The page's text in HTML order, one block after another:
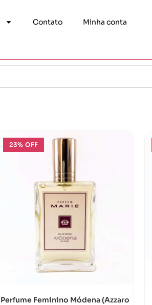
Contato Minha conta
23% OFF
Perfume Feminino Módena (Azzaro